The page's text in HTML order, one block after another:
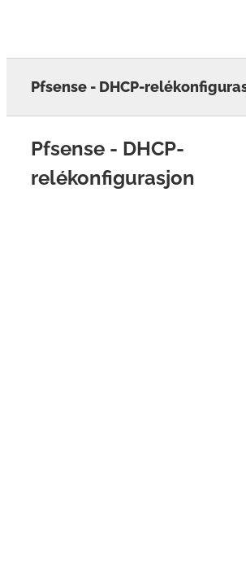
Pfsense - DHCP-
Pfsense - DHCP-
relékonfigurasjon